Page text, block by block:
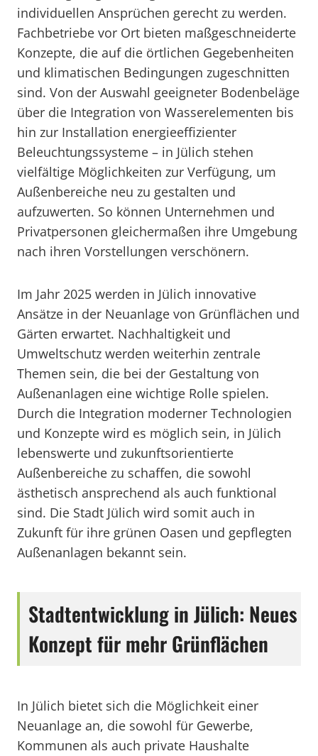
individuellen Ansprüchen gerecht zu werden.
Fachbetriebe vor Ort bieten maßgeschneiderte
Konzepte, die auf die örtlichen Gegebenheiten
und klimatischen Bedingungen zugeschnitten
sind. Von der Auswahl geeigneter Bodenbeläge
über die Integration von Wasserelementen bis
hin zur Installation energieeffizienter
Beleuchtungssysteme – in Jülich stehen
vielfältige Möglichkeiten zur Verfügung, um
Außenbereiche neu zu gestalten und
aufzuwerten. So können Unternehmen und
Privatpersonen gleichermaßen ihre Umgebung
nach ihren Vorstellungen verschönern.
Im Jahr 2025 werden in Jülich innovative
Ansätze in der Neuanlage von Grünflächen und
Gärten erwartet. Nachhaltigkeit und
Umweltschutz werden weiterhin zentrale
Themen sein, die bei der Gestaltung von
Außenanlagen eine wichtige Rolle spielen.
Durch die Integration moderner Technologien
und Konzepte wird es möglich sein, in Jülich
lebenswerte und zukunftsorientierte
Außenbereiche zu schaffen, die sowohl
ästhetisch ansprechend als auch funktional
sind. Die Stadt Jülich wird somit auch in
Zukunft für ihre grünen Oasen und gepflegten
Außenanlagen bekannt sein.
Stadtentwicklung in Jülich: Neues
Konzept für mehr Grünflächen
In Jülich bietet sich die Möglichkeit einer
Neuanlage an, die sowohl für Gewerbe,
Kommunen als auch private Haushalte